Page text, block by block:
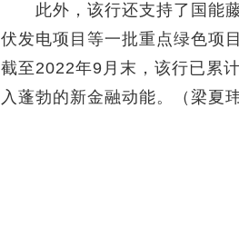
此外，该行还支持了国能藤
伏发电项目等一批重点绿色项
截至2022年9月末，该行已累
入蓬勃的新金融动能。（梁夏玮